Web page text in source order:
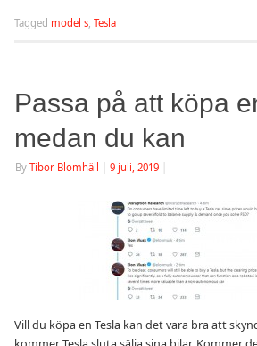
Tagged model s Tesla
Passa på att köpa
medan du kan
By Tibor Blomhäll 9 juli, 2019
Vill du köpa en Tesla kan det vara bra att